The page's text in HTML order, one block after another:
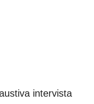
intervista